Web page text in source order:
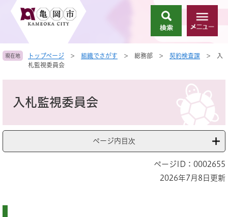
頭
す
飛
し
索
メ
ニ
ー
現在地 トップページ > 組織でさがす > 総務部 > 契約検査課 >
入
札監視委員会
入札監視委員会
ページ内目次
ページID：0002655
2026年7月8日更新